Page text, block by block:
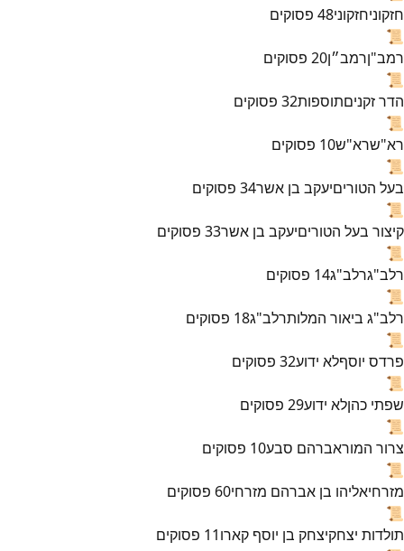
חזקוניחזקוני48 פסוקים
📜
רמב"ןרמב״ן20 פסוקים
📜
הדר זקניםתוספות32 פסוקים
📜
רא"שרא"ש10 פסוקים
📜
בעל הטוריםיעקב בן אשר34 פסוקים
📜
קיצור בעל הטוריםיעקב בן אשר33 פסוקים
📜
רלב"גרלב"ג14 פסוקים
📜
רלב"ג ביאור המלותרלב"ג18 פסוקים
📜
פרדס יוסףלא ידוע32 פסוקים
📜
שפתי כהןלא ידוע29 פסוקים
📜
צרור המוראברהם סבע10 פסוקים
📜
מזרחיאליהו בן אברהם מזרחי60 פסוקים
📜
תולדות יצחקיצחק בן יוסף קארו11 פסוקים